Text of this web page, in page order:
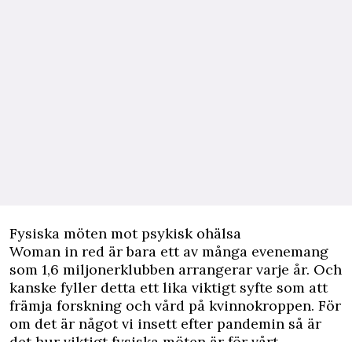
Fysiska möten mot psykisk ohälsa
Woman in red är bara ett av många evenemang
som 1,6 miljonerklubben arrangerar varje år. Och
kanske fyller detta ett lika viktigt syfte som att
främja forskning och vård på kvinnokroppen. För
om det är något vi insett efter pandemin så är